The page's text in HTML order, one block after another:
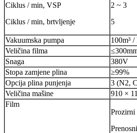
Ciklus / min, VSP
Ciklus / min, brtvljenje
2 ~ 3
5
Vakuumska pumpa
100m³ /
Veličina filma
Snaga
380V
Stopa zamjene plina
≥99%
Opcija plina punjenja
3 (N2,
Veličina mašine
910 ×
Film